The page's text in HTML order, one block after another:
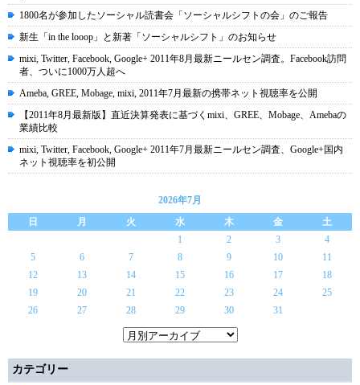
1800名が参加したソーシャル読書会「ソーシャルシフトの会」のご報告
新生「in the looop」と新著「ソーシャルシフト」のお知らせ
mixi, Twitter, Facebook, Google+ 2011年8月最新ニールセン調査。Facebook訪問
者、ついに1000万人超へ
Ameba, GREE, Mobage, mixi, 2011年7月最新の携帯ネット視聴率を公開
【2011年8月最新版】直近決算発表に基づくmixi、GREE、Mobage、Amebaの
業績比較
mixi, Twitter, Facebook, Google+ 2011年7月最新ニールセン調査、Google+国内
ネット視聴率を初公開
2026年7月
日
月 火 水 木 金
土
1
2 3
4
5
6 7 8 9 10
11
12
13 14 15 16 17
18
19
20 21 22 23 24
25
26
27 28 29 30 31
カテゴリー